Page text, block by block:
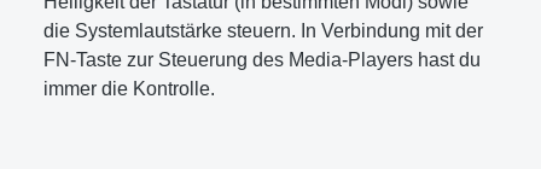
die Systemlautstärke steuern. In Verbindung mit der
FN-Taste zur Steuerung des Media-Players hast du
immer die Kontrolle.